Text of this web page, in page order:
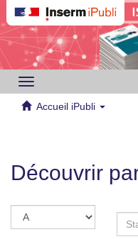
Toggle
navigation
Accueil iPubli
Découvrir